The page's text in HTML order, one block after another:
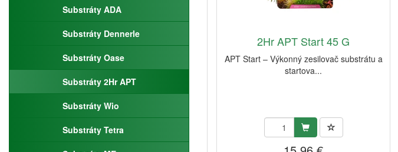
Substráty ADA
Substráty Dennerle
Substráty Oase
Substráty 2Hr APT
Substráty Wio
Substráty Tetra
2Hr APT Start 45 G
APT Start – Výkonný zesilovač substrátu a
startova...